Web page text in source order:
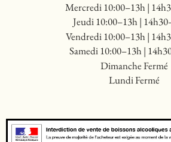
Mercredi 10:00–13h |
Jeudi 10:00–13h |
Vendredi 10:00–13h |
Samedi 10:00–13h |
Dimanche Fermé
Lundi Fermé